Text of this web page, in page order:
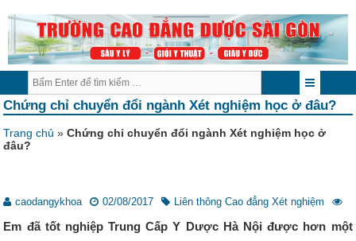
Chứng chỉ chuyển đổi ngành Xét nghiệm học ở đâu?
Trang chủ »Chứng chỉ chuyển đổi ngành Xét nghiệm học ở
đâu?
caodangykhoa 02/08/2017 Liên thông Cao đẳng Xét nghiệm
Em đã tốt nghiệpTrung Cấp Y Dược Hà Nội được hơn một